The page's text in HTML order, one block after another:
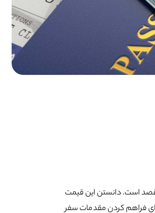
مقصد است. دانستن این قیمت
فراهم کردن مقدمات سفر